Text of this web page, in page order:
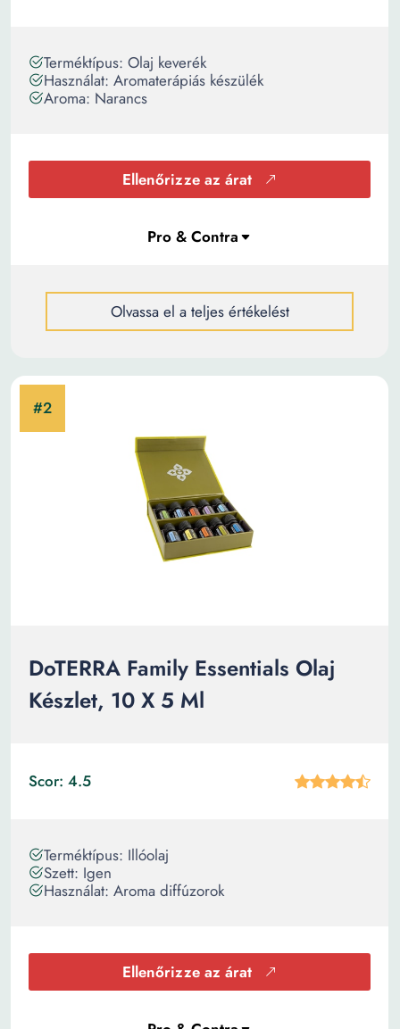
Terméktípus: Olaj keverék
Használat: Aromaterápiás készülék
Aroma: Narancs
Ellenőrizze az árat
Olvassa el a teljes értékelést
DoTERRA Family Essentials Olaj
Készlet, 10 X 5 Ml
Scor: 4.5
Terméktípus: Illóolaj
Szett: Igen
Használat: Aroma diffúzorok
Ellenőrizze az árat